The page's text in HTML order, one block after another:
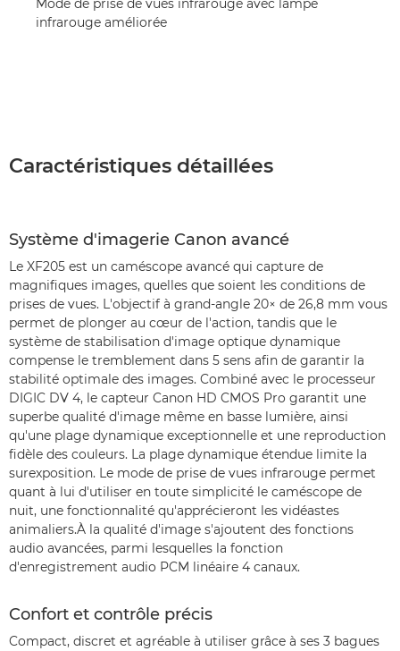
Mode de prise de vues infrarouge avec lampe
infrarouge améliorée
Caractéristiques détaillées
Système d'imagerie Canon avancé
Le XF205 est un caméscope avancé qui capture de
magnifiques images, quelles que soient les conditions de
prises de vues. L'objectif à grand-angle 20× de 26,8 mm vous
permet de plonger au cœur de l'action, tandis que le
système de stabilisation d'image optique dynamique
compense le tremblement dans 5 sens afin de garantir la
stabilité optimale des images. Combiné avec le processeur
DIGIC DV 4, le capteur Canon HD CMOS Pro garantit une
superbe qualité d'image même en basse lumière, ainsi
qu'une plage dynamique exceptionnelle et une reproduction
fidèle des couleurs. La plage dynamique étendue limite la
surexposition. Le mode de prise de vues infrarouge permet
quant à lui d'utiliser en toute simplicité le caméscope de
nuit, une fonctionnalité qu'apprécieront les vidéastes
animaliers.À la qualité d'image s'ajoutent des fonctions
audio avancées, parmi lesquelles la fonction
d'enregistrement audio PCM linéaire 4 canaux.
Confort et contrôle précis
Compact, discret et agréable à utiliser grâce à ses 3 bagues